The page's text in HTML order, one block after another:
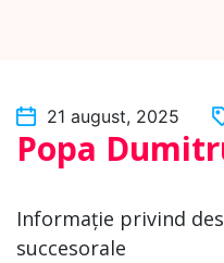
21 august, 2025
Popa
Informație privind
succesorale